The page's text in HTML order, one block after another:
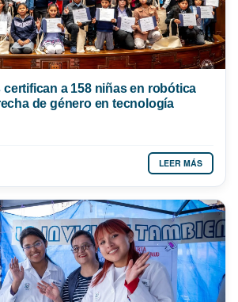
certifican a 158 niñas en robótica
de género en tecnología
LEER MÁS